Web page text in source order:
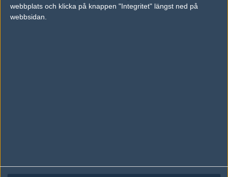
webbplats och klicka på knappen "Integritet" längst ned på
webbsidan.
Följ oss på Twitch